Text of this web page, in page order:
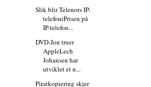
Slik blir Telenors IP-
telefoniPrisen på
IP-telefon...
DVD-Jon truer
AppleLech
Johansen har
utviklet et n...
Piratkopiering skjer